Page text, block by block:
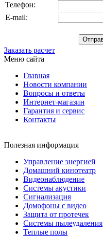
Телефон:
E-mail:
Заказать расчет
Меню сайта
Главная
Новости компании
Вопросы и ответы
Интернет-магазин
Гарантия и сервис
Контакты
Полезная информация
Управление энергией
Домашний кинотеатр
Видеонаблюдение
Системы акустики
Сигнализация
Домофоны с видео
Защита от протечек
Системы пылеудаления
Теплые полы